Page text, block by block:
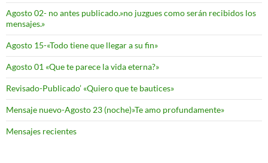
Agosto 02- no antes publicado.»no juzgues como serán recibidos los
mensajes.»
Agosto 15-«Todo tiene que llegar a su fin»
Agosto 01 «Que te parece la vida eterna?»
Revisado-Publicado’ «Quiero que te bautices»
Mensaje nuevo-Agosto 23 (noche)»Te amo profundamente»
Mensajes recientes